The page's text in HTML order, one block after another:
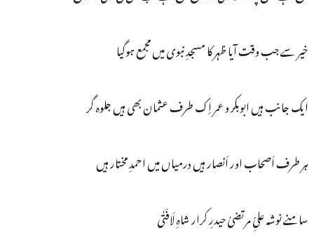
خیر سے جب وقت آیا ظہر کا مسجدِ نبوی میں مجمع ہوگیا
ایک جانب ہیں ابوبکر و عمر اِک طرف عثمان بھی ہیں جلوہ گر
ہر طرف اَصحاب اور اَنصار ہیں درمیاں میں احمدِ مختار ہیں
سامنے نوشہ علیِّ مرتضیٰ حیدرِ کرار شاہِ لَافَتٰی